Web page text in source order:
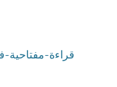
قراءة-مفتاحية-